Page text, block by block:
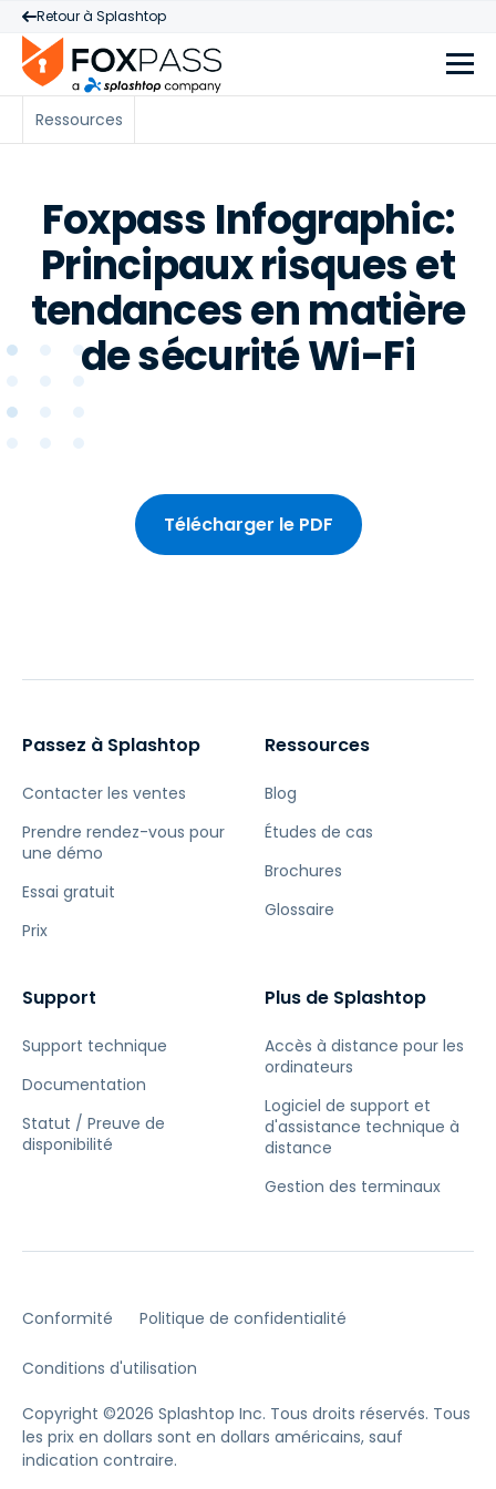
Retour à Splashtop
Ressources
Foxpass Infographic:
Principaux risques et
tendances en matière
de sécurité Wi-Fi
Télécharger le PDF
Passez à Splashtop
Contacter les ventes
Prendre rendez-vous pour
une démo
Essai gratuit
Prix
Ressources
Blog
Études de cas
Brochures
Glossaire
Support
Support technique
Documentation
Statut / Preuve de
disponibilité
Plus de Splashtop
Accès à distance pour les
ordinateurs
Logiciel de support et
d'assistance technique à
distance
Gestion des terminaux
Conformité Politique de confidentialité
Conditions d'utilisation
Copyright ©2026 Splashtop Inc. Tous droits réservés. Tous
les prix en dollars sont en dollars américains, sauf
indication contraire.